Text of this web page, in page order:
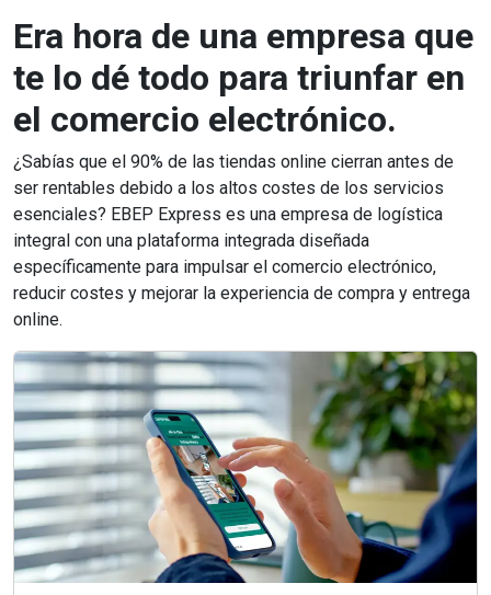
Era hora de una empresa que
te lo dé todo para triunfar en
el comercio electrónico.
¿Sabías que el 90% de las tiendas online cierran antes de
ser rentables debido a los altos costes de los servicios
esenciales? EBEP Express es una empresa de logística
integral con una plataforma integrada diseñada
específicamente para impulsar el comercio electrónico,
reducir costes y mejorar la experiencia de compra y entrega
online.